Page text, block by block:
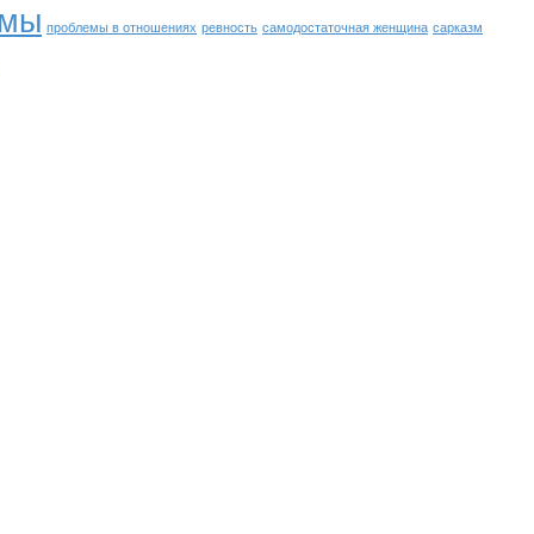
проблемы в отношениях ревность самодостаточная женщина сарказм